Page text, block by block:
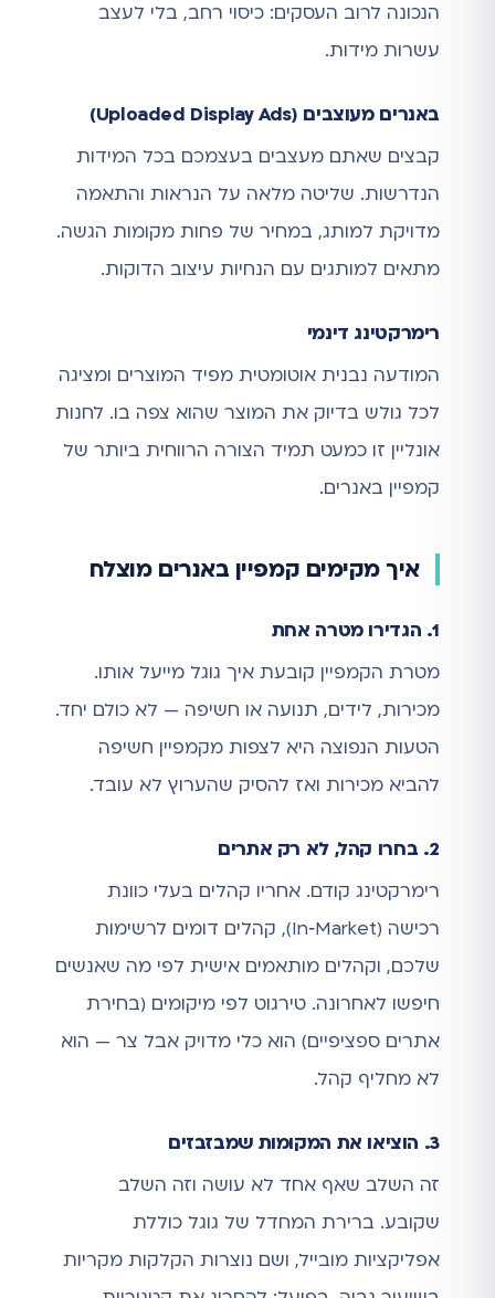
הנכונה לרוב העסקים: כיסוי רחב, בלי לעצב
עשרות מידות.
באנרים מעוצבים (Uploaded Display Ads)
קבצים שאתם מעצבים בעצמכם בכל המידות
הנדרשות. שליטה מלאה על הנראות והתאמה
מדויקת למותג, במחיר של פחות מקומות הגשה.
מתאים למותגים עם הנחיות עיצוב הדוקות.
רימרקטינג דינמי
המודעה נבנית אוטומטית מפיד המוצרים ומציגה
לכל גולש בדיוק את המוצר שהוא צפה בו. לחנות
אונליין זו כמעט תמיד הצורה הרווחית ביותר של
קמפיין באנרים.
איך מקימים קמפיין באנרים מוצלח
1. הגדירו מטרה אחת
מטרת הקמפיין קובעת איך גוגל מייעל אותו.
מכירות, לידים, תנועה או חשיפה — לא כולם יחד.
הטעות הנפוצה היא לצפות מקמפיין חשיפה
להביא מכירות ואז להסיק שהערוץ לא עובד.
2. בחרו קהל, לא רק אתרים
רימרקטינג קודם. אחריו קהלים בעלי כוונת
רכישה (In‑Market), קהלים דומים לרשימות
שלכם, וקהלים מותאמים אישית לפי מה שאנשים
חיפשו לאחרונה. טירגוט לפי מיקומים (בחירת
אתרים ספציפיים) הוא כלי מדויק אבל צר — הוא
לא מחליף קהל.
3. הוציאו את המקומות שמבזבזים
זה השלב שאף אחד לא עושה וזה השלב
שקובע. ברירת המחדל של גוגל כוללת
אפליקציות מובייל, ושם נוצרות הקלקות מקריות